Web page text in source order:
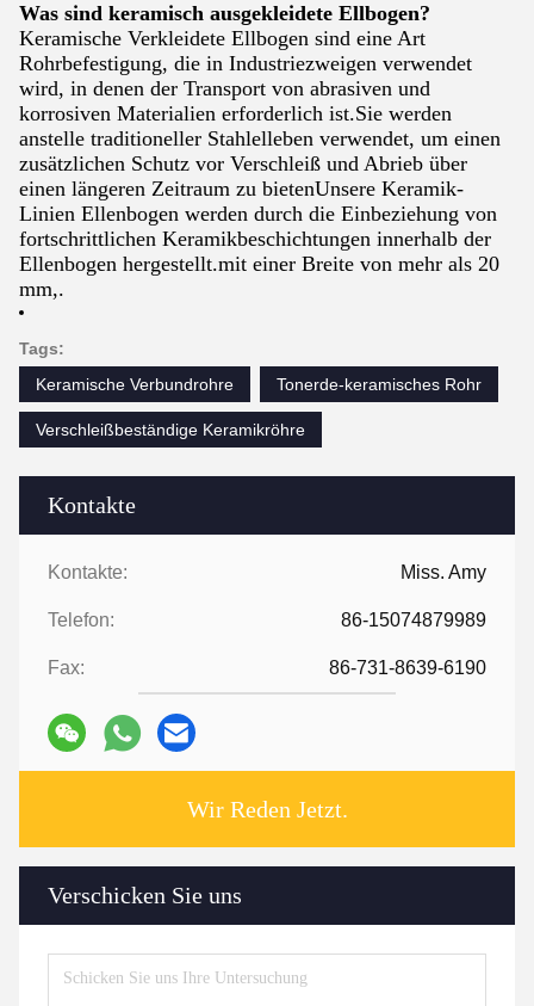
Kontakte
Kontakte: Miss. Amy
Telefon: 86-15074879989
Fax: 86-731-8639-6190
Wir Reden Jetzt.
Verschicken Sie uns
Was sind keramisch ausgekleidete Ellbogen?
Keramische Verkleidete Ellbogen sind eine Art
Rohrbefestigung, die in Industriezweigen verwendet
wird, in denen der Transport von abrasiven und
korrosiven Materialien erforderlich ist.Sie werden
anstelle traditioneller Stahlelleben verwendet, um einen
zusätzlichen Schutz vor Verschleiß und Abrieb über
einen längeren Zeitraum zu bietenUnsere Keramik-
Linien Ellenbogen werden durch die Einbeziehung von
fortschrittlichen Keramikbeschichtungen innerhalb der
Ellenbogen hergestellt.mit einer Breite von mehr als 20
mm,.
Tags:
Keramische Verbundrohre
Tonerde-keramisches Rohr
Verschleißbeständige Keramikröhre